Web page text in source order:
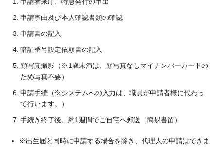
申請事由及び本人確認書類の確認
申請書の記入
暗証番号設定依頼書の記入
顔写真撮影（※1歳未満は、顔写真なしマイナンバーカードの
ため写真不要）
申請手続（※システムへの入力は、職員が申請者様に代わっ
て行います。）
手続き終了後、約1週間でご自宅へ郵送（簡易書留）
※出生届と同時に申請する場合を除き、代理人の申請はできま